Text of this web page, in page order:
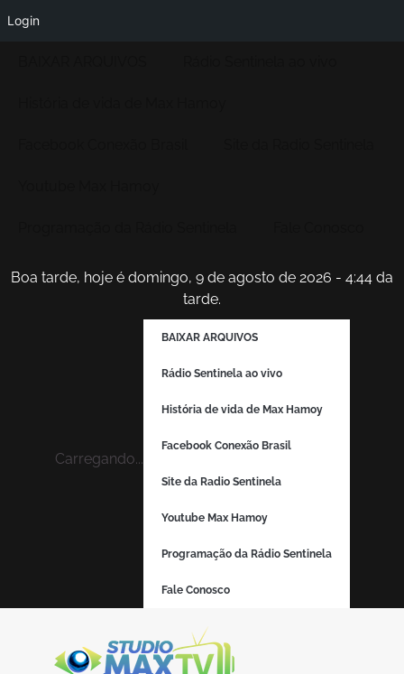
Boa tarde, hoje é domingo, 9 de agosto de 2026 - 4:44 da
tarde.
Carregando...
BAIXAR ARQUIVOS
Rádio Sentinela ao vivo
História de vida de Max Hamoy
Facebook Conexão Brasil
Site da Radio Sentinela
Youtube Max Hamoy
Programação da Rádio Sentinela
Fale Conosco
Login